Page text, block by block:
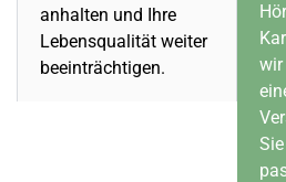
anhalten und Ihre
Lebensqualität weiter
beeinträchtigen.
wir